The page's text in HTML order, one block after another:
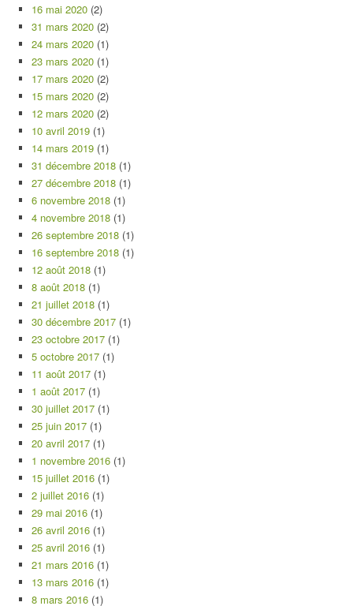
16 mai 2020 (2)
31 mars 2020 (2)
24 mars 2020 (1)
23 mars 2020 (1)
17 mars 2020 (2)
15 mars 2020 (2)
12 mars 2020 (2)
10 avril 2019 (1)
14 mars 2019 (1)
31 décembre 2018 (1)
27 décembre 2018 (1)
6 novembre 2018 (1)
4 novembre 2018 (1)
26 septembre 2018 (1)
16 septembre 2018 (1)
12 août 2018 (1)
8 août 2018 (1)
21 juillet 2018 (1)
30 décembre 2017 (1)
23 octobre 2017 (1)
5 octobre 2017 (1)
11 août 2017 (1)
1 août 2017 (1)
30 juillet 2017 (1)
25 juin 2017 (1)
20 avril 2017 (1)
1 novembre 2016 (1)
15 juillet 2016 (1)
2 juillet 2016 (1)
29 mai 2016 (1)
26 avril 2016 (1)
25 avril 2016 (1)
21 mars 2016 (1)
13 mars 2016 (1)
8 mars 2016 (1)